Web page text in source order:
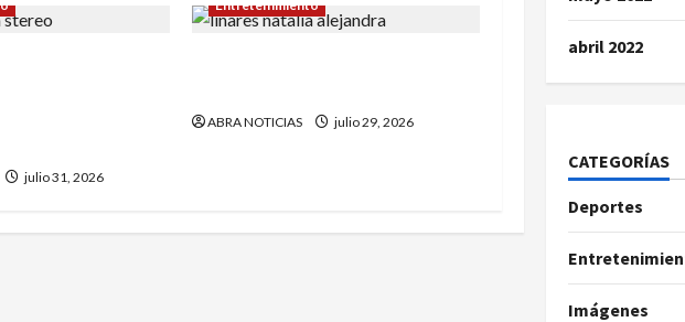
julio 31, 2026
Entretenimiento
ABRA NOTICIAS julio 29, 2026
abril 2022
CATEGORÍAS
Deportes
Imágenes